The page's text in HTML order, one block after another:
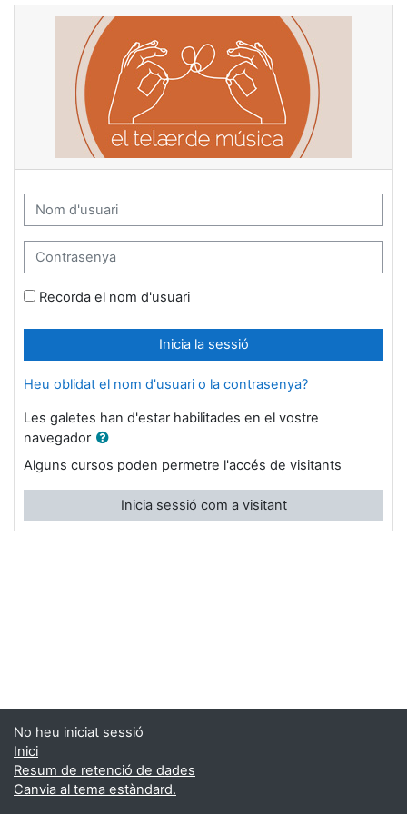
Ves al contingut principal
Aula Virtual: Inicia la sessió
Nom d'usuari
Contrasenya
Recorda el nom d'usuari
Inicia la sessió
Heu oblidat el nom d'usuari o la contrasenya?
Les galetes han d'estar habilitades en el vostre
navegador
Alguns cursos poden permetre l'accés de visitants
Inicia sessió com a visitant
No heu iniciat sessió
Inici
Resum de retenció de dades
Canvia al tema estàndard.